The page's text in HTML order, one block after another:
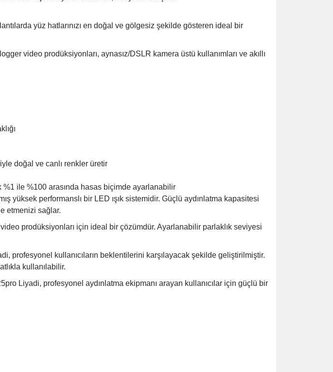
yüz hatlarınızı en doğal ve gölgesiz şekilde gösteren ideal bir
video prodüksiyonları, aynasız/DSLR kamera üstü kullanımları ve akıllı
doğal ve canlı renkler üretir
ile %100 arasında hasas biçimde ayarlanabilir
yüksek performanslı bir LED ışık sistemidir. Güçlü aydınlatma kapasitesi
etmenizi sağlar.
prodüksiyonları için ideal bir çözümdür. Ayarlanabilir parlaklık seviyesi
profesyonel kullanıcıların beklentilerini karşılayacak şekilde geliştirilmiştir.
kullanılabilir.
Liyadi, profesyonel aydınlatma ekipmanı arayan kullanıcılar için güçlü bir